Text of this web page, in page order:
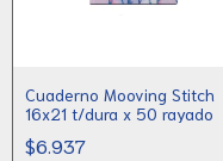
Cuaderno Mooving Stitch
16x21 t/dura x 50 rayado
$6.937